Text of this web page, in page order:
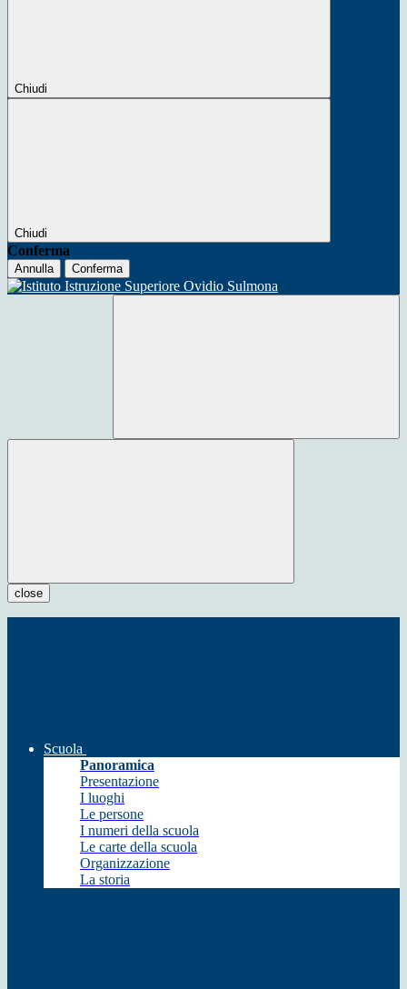
Chiudi
Chiudi
Conferma
Annulla Conferma
close
Scuola
Panoramica
Presentazione
I luoghi
Le persone
I numeri della scuola
Le carte della scuola
Organizzazione
La storia